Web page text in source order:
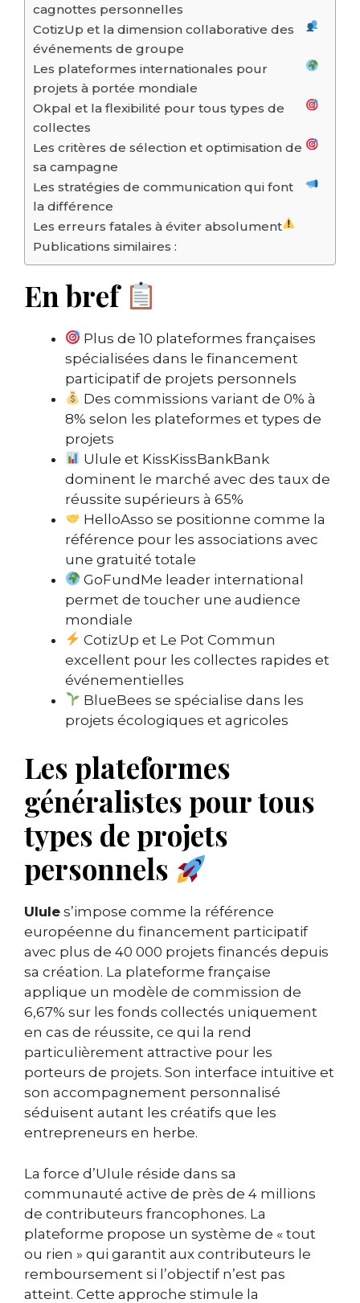
cagnottes personnelles
CotizUp et la dimension collaborative des
événements de groupe
Les plateformes internationales pour
projets à portée mondiale
Okpal et la flexibilité pour tous types de
collectes
Les critères de sélection et optimisation de
sa campagne
Les stratégies de communication qui font
la différence
Les erreurs fatales à éviter absolument
Publications similaires :
En bref
Plus de 10 plateformes françaises
spécialisées dans le financement
participatif de projets personnels
Des commissions variant de 0% à
8% selon les plateformes et types de
projets
Ulule et KissKissBankBank
dominent le marché avec des taux de
réussite supérieurs à 65%
HelloAsso se positionne comme la
référence pour les associations avec
une gratuité totale
GoFundMe leader international
permet de toucher une audience
mondiale
CotizUp et Le Pot Commun
excellent pour les collectes rapides et
événementielles
BlueBees se spécialise dans les
projets écologiques et agricoles
Les plateformes
généralistes pour tous
types de projets
personnels
Ulule s’impose comme la référence
européenne du financement participatif
avec plus de 40 000 projets financés depuis
sa création. La plateforme française
applique un modèle de commission de
6,67% sur les fonds collectés uniquement
en cas de réussite, ce qui la rend
particulièrement attractive pour les
porteurs de projets. Son interface intuitive et
son accompagnement personnalisé
séduisent autant les créatifs que les
entrepreneurs en herbe.
La force d’Ulule réside dans sa
communauté active de près de 4 millions
de contributeurs francophones. La
plateforme propose un système de « tout
ou rien » qui garantit aux contributeurs le
remboursement si l’objectif n’est pas
atteint. Cette approche stimule la